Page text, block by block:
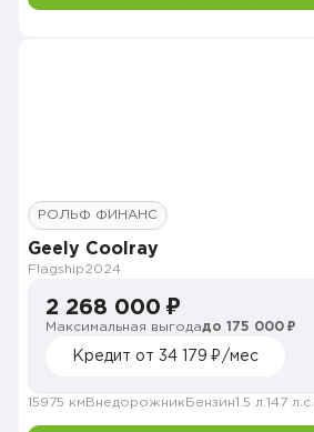
РОЛЬФ ФИНАНС
Geely Coolray
Flagship2024
2 268 000 ₽
Максимальная выгодадо 175 000 ₽
Кредит от 34 179 ₽/мес
15975 км Внедорожник Бензин1.5 л. 147 л.с.